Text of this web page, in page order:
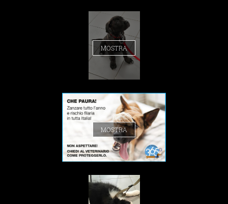
MOSTRA
MOSTRA